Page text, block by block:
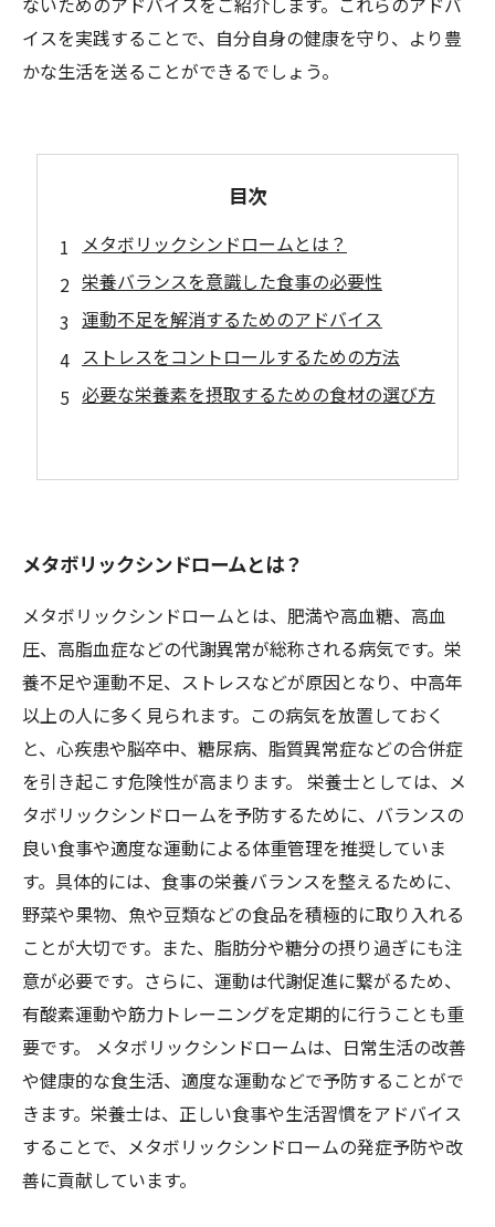
イスを実践することで、自分自身の健康を守り、より豊
かな生活を送ることができるでしょう。
目次
メタボリックシンドロームとは？
栄養バランスを意識した食事の必要性
運動不足を解消するためのアドバイス
ストレスをコントロールするための方法
必要な栄養素を摂取するための食材の選び方
メタボリックシンドロームとは？
メタボリックシンドロームとは、肥満や高血糖、高血
圧、高脂血症などの代謝異常が総称される病気です。栄
養不足や運動不足、ストレスなどが原因となり、中高年
以上の人に多く見られます。この病気を放置しておく
と、心疾患や脳卒中、糖尿病、脂質異常症などの合併症
を引き起こす危険性が高まります。 栄養士としては、メ
タボリックシンドロームを予防するために、バランスの
良い食事や適度な運動による体重管理を推奨していま
す。具体的には、食事の栄養バランスを整えるために、
野菜や果物、魚や豆類などの食品を積極的に取り入れる
ことが大切です。また、脂肪分や糖分の摂り過ぎにも注
意が必要です。さらに、運動は代謝促進に繋がるため、
有酸素運動や筋力トレーニングを定期的に行うことも重
要です。 メタボリックシンドロームは、日常生活の改善
や健康的な食生活、適度な運動などで予防することがで
きます。栄養士は、正しい食事や生活習慣をアドバイス
することで、メタボリックシンドロームの発症予防や改
善に貢献しています。